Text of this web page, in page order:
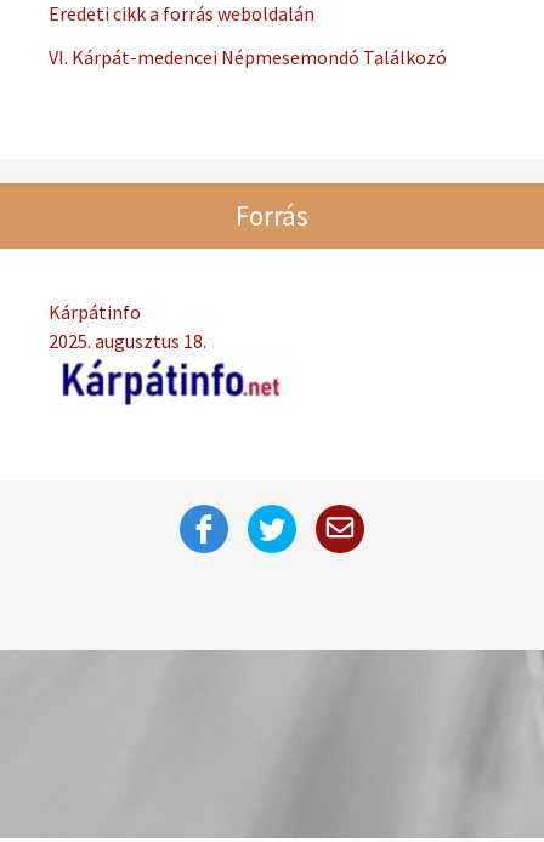
Eredeti cikk a forrás weboldalán
VI. Kárpát-medencei Népmesemondó Találkozó
Forrás
Kárpátinfo
2025. augusztus 18.